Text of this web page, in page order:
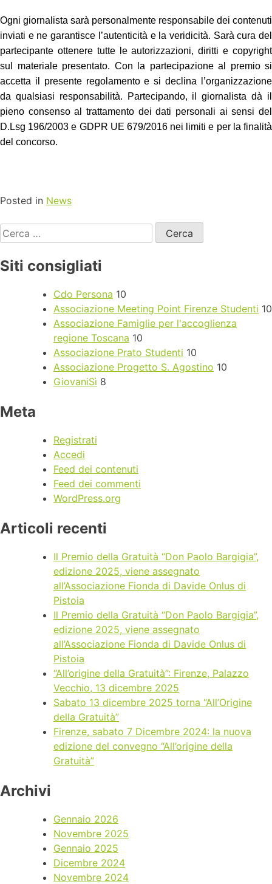
Ogni giornalista sarà personalmente responsabile dei contenuti
inviati e ne garantisce l’autenticità e la veridicità. Sarà cura del
partecipante ottenere tutte le autorizzazioni, diritti e copyright
sul materiale presentato. Con la partecipazione al premio si
accetta il presente regolamento e si declina l’organizzazione
da qualsiasi responsabilità. Partecipando, il giornalista dà il
pieno consenso al trattamento dei dati personali ai sensi del
D.Lsg 196/2003 e GDPR UE 679/2016 nei limiti e per la finalità
del concorso.
Posted in News
Siti consigliati
Cdo Persona 10
Associazione Meeting Point Firenze Studenti 10
Associazione Famiglie per l'accoglienza
regione Toscana 10
Associazione Prato Studenti 10
Associazione Progetto S. Agostino 10
GiovaniSì 8
Meta
Registrati
Accedi
Feed dei contenuti
Feed dei commenti
WordPress.org
Articoli recenti
Il Premio della Gratuità “Don Paolo Bargigia”,
edizione 2025, viene assegnato
all’Associazione Fionda di Davide Onlus di
Pistoia
Il Premio della Gratuità “Don Paolo Bargigia”,
edizione 2025, viene assegnato
all’Associazione Fionda di Davide Onlus di
Pistoia
“All’origine della Gratuità”: Firenze, Palazzo
Vecchio, 13 dicembre 2025
Sabato 13 dicembre 2025 torna “All’Origine
della Gratuità”
Firenze, sabato 7 Dicembre 2024: la nuova
edizione del convegno “All’origine della
Gratuità”
Archivi
Gennaio 2026
Novembre 2025
Gennaio 2025
Dicembre 2024
Novembre 2024